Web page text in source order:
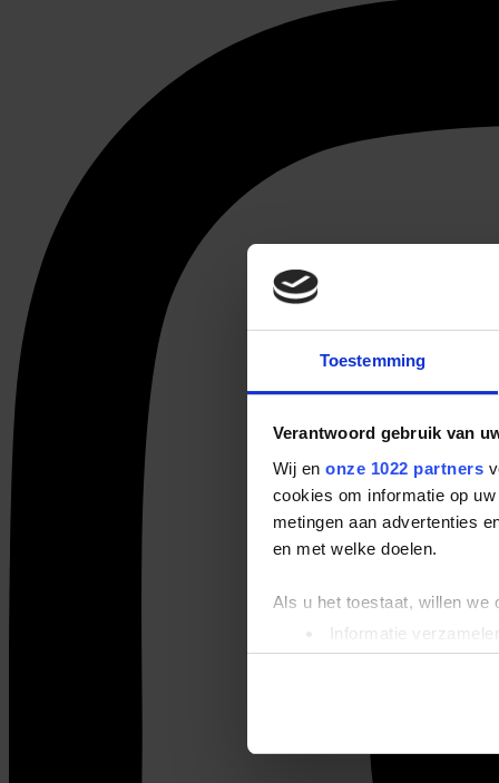
Toestemming
Verantwoord gebruik van
Wij en onze 1022 partners
cookies om informatie op
metingen aan advertenties
en met welke doelen.
Als u het toestaat, willen we
Informatie
Uw apparaat
Lees meer over hoe uw
We gebruiken cookies om